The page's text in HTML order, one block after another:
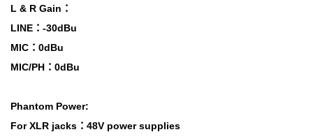
L & R Gain：
LINE：-30dBu
MIC：0dBu
MIC/PH：0dBu
Phantom Power:
For XLR jacks：48V power supplies